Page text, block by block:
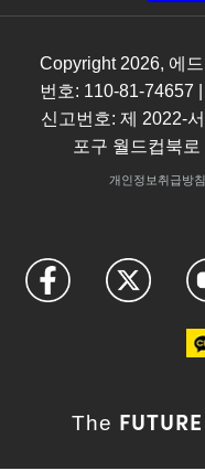
Copyright 2026, 에
번호: 110-81-74657
신고번호: 제 2022-
포구 월드컵북
개인정보취급방침
The FUTURE